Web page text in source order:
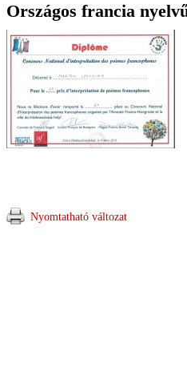
Országos francia
Nyomtatható változat